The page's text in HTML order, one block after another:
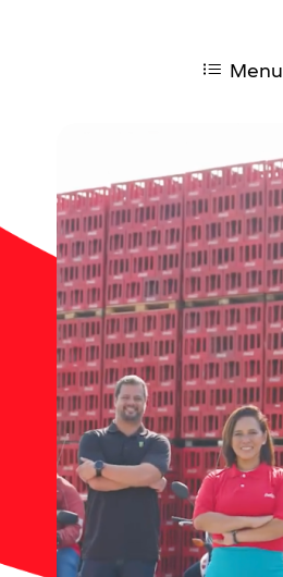
Notícias
Trabalhe Conosco
Documentos de interesse
Menu